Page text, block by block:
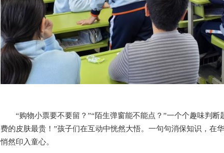
“购物小票要不要留？”“陌生弹窗能不能点？”一个个趣味判
费的皮肤最贵！”孩子们在互动中恍然大悟。一句句消保知识，在
悄然印入童心。